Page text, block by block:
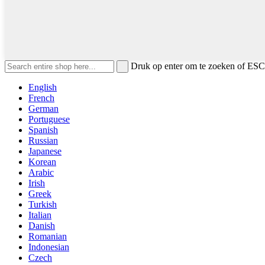
Druk op enter om te zoeken of
English
French
German
Portuguese
Spanish
Russian
Japanese
Korean
Arabic
Irish
Greek
Turkish
Italian
Danish
Romanian
Indonesian
Czech